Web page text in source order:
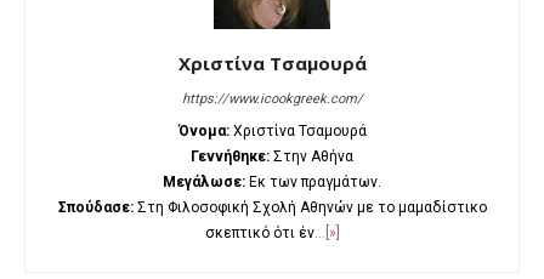
Χριστίνα Τσαμουρά
https://www.icookgreek.com/
Όνομα:Χριστίνα Τσαμουρά
Γεννήθηκε: Στην Αθήνα
Μεγάλωσε: Εκ των πραγμάτων.
Σπούδασε:Στη Φιλοσοφική Σχολή Αθηνών με το μαμαδίστικο
σκεπτικό ότι έν...[»]